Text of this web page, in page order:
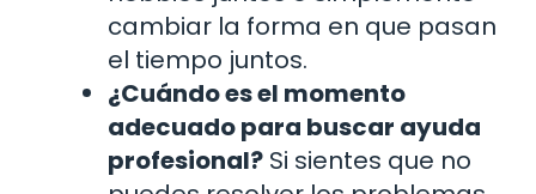
cambiar la forma en que pasan
el tiempo juntos.
¿Cuándo es el momento
adecuado para buscar ayuda
profesional? Si sientes que no